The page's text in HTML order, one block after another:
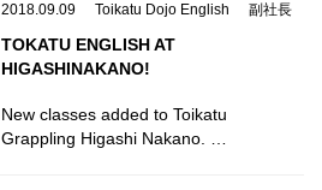
2018.09.09 Toikatu Dojo English 副社長
TOKATU ENGLISH AT
HIGASHINAKANO!
New classes added to Toikatu
Grappling Higashi Nakano. …